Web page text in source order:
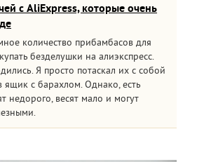
с AliExpress, которые очень
количество прибамбасов для
безделушки на алиэкспресс.
Я просто потаскал их с собой
с барахлом. Однако, есть
недорого, весят мало и могут